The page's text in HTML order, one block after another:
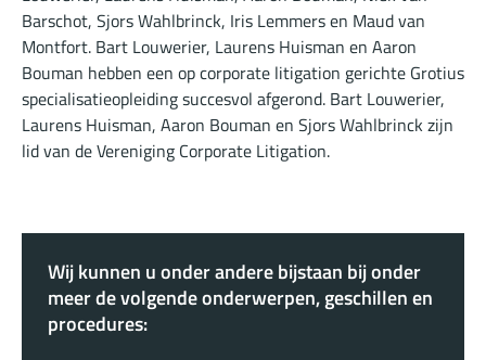
Barschot, Sjors Wahlbrinck, Iris Lemmers en Maud van
Montfort. Bart Louwerier, Laurens Huisman en Aaron
Bouman hebben een op corporate litigation gerichte Grotius
specialisatieopleiding succesvol afgerond. Bart Louwerier,
Laurens Huisman, Aaron Bouman en Sjors Wahlbrinck zijn
lid van de Vereniging Corporate Litigation.
Wij kunnen u onder andere bijstaan bij onder
meer de volgende onderwerpen, geschillen en
procedures: